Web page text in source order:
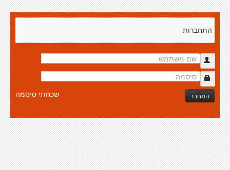
התחברות
התחבר שכחתי סיסמה